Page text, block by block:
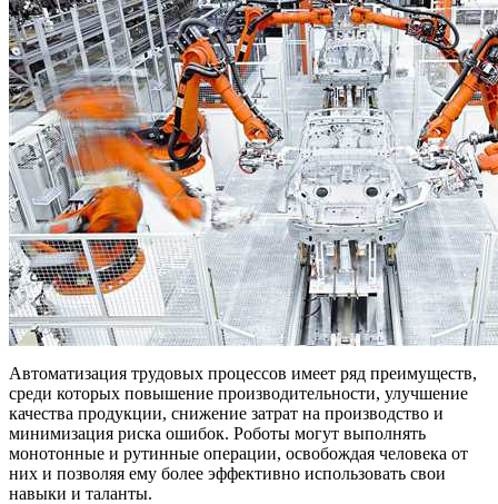
Автоматизация трудовых процессов имеет ряд преимуществ,
среди которых повышение производительности, улучшение
качества продукции, снижение затрат на производство и
минимизация риска ошибок. Роботы могут выполнять
монотонные и рутинные операции, освобождая человека от
них и позволяя ему более эффективно использовать свои
навыки и таланты.